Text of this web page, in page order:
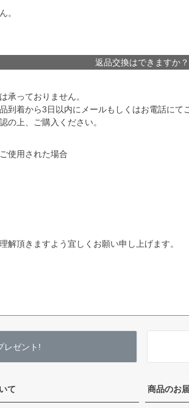
。
返品交換はできますか？
承っておりません。
着から3日以内にメールもしくはお電話にて
の上、ご購入ください。
使用された場合
解頂きますよう宜しくお願い申し上げます。
レゼント!
て 商品のお